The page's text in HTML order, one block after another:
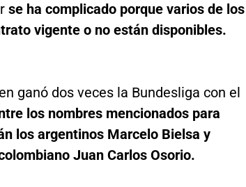
se ha complicado porque varios de los
vigente o no están disponibles.
ganó dos veces la Bundesliga con el
los nombres mencionados para
los argentinos Marcelo Bielsa y
Juan Carlos Osorio.